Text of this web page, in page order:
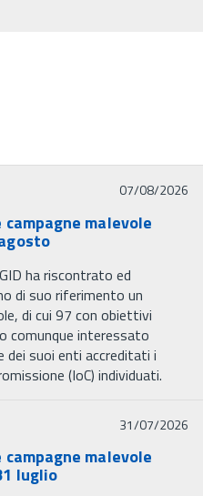
07/08/2026
malevole
ha riscontrato ed
di suo riferimento un
di cui 97 con obiettivi
comunque interessato
dei suoi enti accreditati i
(IoC) individuati.
31/07/2026
malevole
luglio